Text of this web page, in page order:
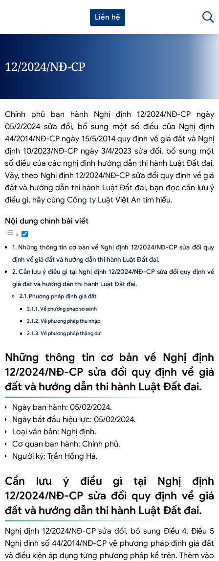
Liên hệ
12/2024/NĐ-CP
Chính phủ ban hành Nghị định 12/2024/NĐ-CP ngày
05/2/2024 sửa đổi, bổ sung một số điều của Nghị định
44/2014/NĐ-CP ngày 15/5/2014 quy định về giá đất và Nghị
định 10/2023/NĐ-CP ngày 3/4/2023 sửa đổi, bổ sung một
số điều của các nghị định hướng dẫn thi hành Luật Đất đai.
Vậy, theo Nghị định 12/2024/NĐ-CP sửa đổi quy định về giá
đất và hướng dẫn thi hành Luật Đất đai, bạn đọc cần lưu ý
điều gì, hãy cùng Công ty Luật Việt An tìm hiểu.
Nội dung chính bài viết
Những thông tin cơ bản về Nghị định 12/2024/NĐ-CP sửa đổi quy
định về giá đất và hướng dẫn thi hành Luật Đất đai.
Cần lưu ý điều gì tại Nghị định 12/2024/NĐ-CP sửa đổi quy định về
giá đất và hướng dẫn thi hành Luật Đất đai.
Phương pháp định giá đất
Về phương pháp so sánh
Về phương pháp thu nhập
Về phương pháp thặng dư
Điều kiện áp dụng phương pháp định giá đất
Điều kiện áp dụng phương pháp so sánh
Điều kiện áp dụng phương pháp thu nhập
Điều kiện áp dụng phương pháp hệ số điều chỉnh giá đất
Ủy ban nhân dân cấp tỉnh quyết định giá đất cụ thể.
Những thông tin cơ bản về Nghị định
12/2024/NĐ-CP sửa đổi quy định về giá
đất và hướng dẫn thi hành Luật Đất đai.
Ngày ban hành: 05/02/2024.
Ngày bắt đầu hiệu lực: 05/02/2024.
Loại văn bản: Nghị định.
Cơ quan ban hành: Chính phủ.
Người ký: Trần Hồng Hà.
Cần lưu ý điều gì tại Nghị định
12/2024/NĐ-CP sửa đổi quy định về giá
đất và hướng dẫn thi hành Luật Đất đai.
Nghị định 12/2024/NĐ-CP sửa đổi, bổ sung Điều 4, Điều 5
Nghị định số 44/2014/NĐ-CP về phương pháp định giá đất
và điều kiện áp dụng từng phương pháp kể trên. Thêm vào